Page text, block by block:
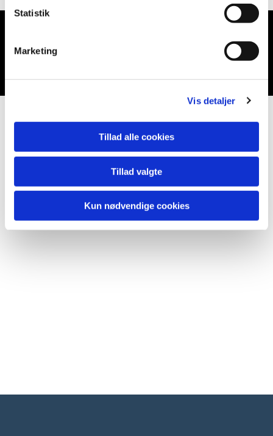
Statistik
Marketing
Vis detaljer
Tillad alle cookies
Tillad valgte
Kun nødvendige cookies
Du vil måske også kunne lide...